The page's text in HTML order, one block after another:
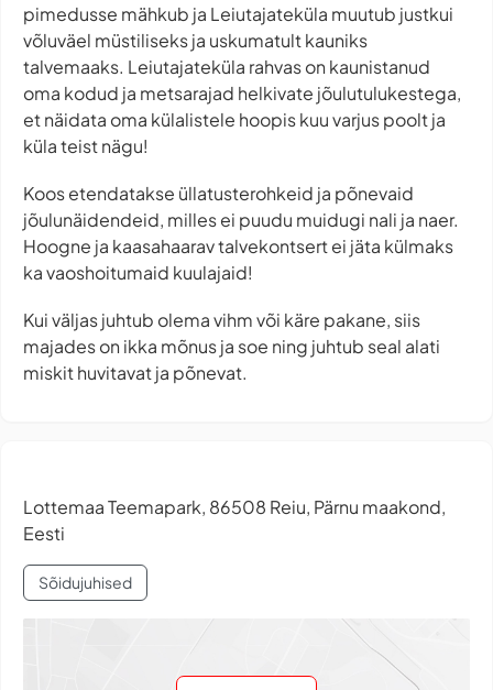
pimedusse mähkub ja Leiutajateküla muutub justkui
võluväel müstiliseks ja uskumatult kauniks
talvemaaks. Leiutajateküla rahvas on kaunistanud
oma kodud ja metsarajad helkivate jõulutulukestega,
et näidata oma külalistele hoopis kuu varjus poolt ja
küla teist nägu!
Koos etendatakse üllatusterohkeid ja põnevaid
jõulunäidendeid, milles ei puudu muidugi nali ja naer.
Hoogne ja kaasahaarav talvekontsert ei jäta külmaks
ka vaoshoitumaid kuulajaid!
Kui väljas juhtub olema vihm või käre pakane, siis
majades on ikka mõnus ja soe ning juhtub seal alati
miskit huvitavat ja põnevat.
Lottemaa Teemapark, 86508 Reiu, Pärnu maakond,
Eesti
Sõidujuhised